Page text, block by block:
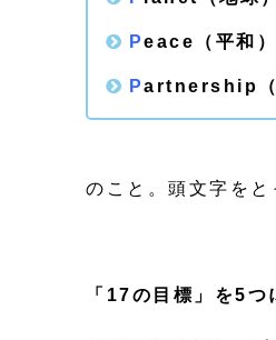
Peace（平和）
Partnership（
のこと。頭文字をと
「17の目標」を5